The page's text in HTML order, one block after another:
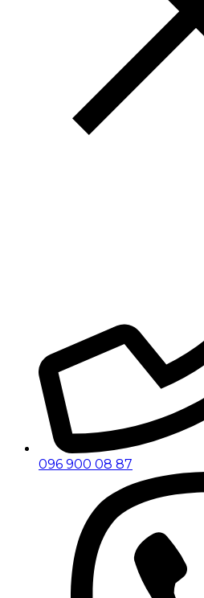
096 900 08 87